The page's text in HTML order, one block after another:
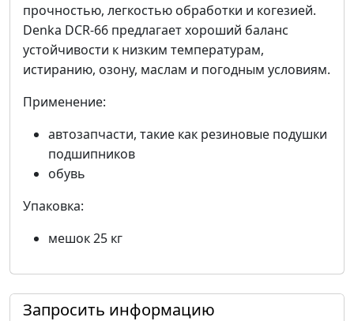
прочностью, легкостью обработки и когезией.
Denka DCR-66 предлагает хороший баланс
устойчивости к низким температурам,
истиранию, озону, маслам и погодным условиям.
Применение:
автозапчасти, такие как резиновые подушки
подшипников
обувь
Упаковка:
мешок 25 кг
Запросить информацию